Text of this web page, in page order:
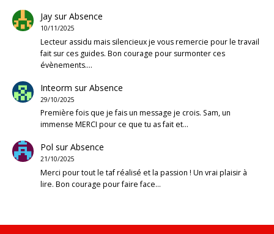
JaysurAbsence
10/11/2025
Lecteur assidu mais silencieux je vous remercie pour le travail
fait sur ces guides. Bon courage pour surmonter ces
évènements.…
Inteorm surAbsence
29/10/2025
Première fois que je fais un message je crois. Sam, un
immense MERCI pour ce que tu as fait et…
Pol surAbsence
21/10/2025
Merci pour tout le taf réalisé et la passion ! Un vrai plaisir à
lire. Bon courage pour faire face…